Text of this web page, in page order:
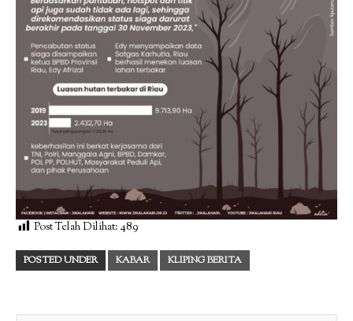
Post Telah Dilihat: 489
POSTED UNDER KABAR KLIPING BERITA